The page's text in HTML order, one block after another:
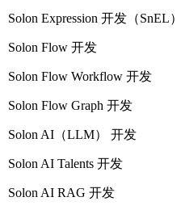
Solon Expression 开发（SnEL）
Solon Flow 开发
Solon Flow Workflow 开发
Solon Flow Graph 开发
Solon AI（LLM） 开发
Solon AI Talents 开发
Solon AI RAG 开发